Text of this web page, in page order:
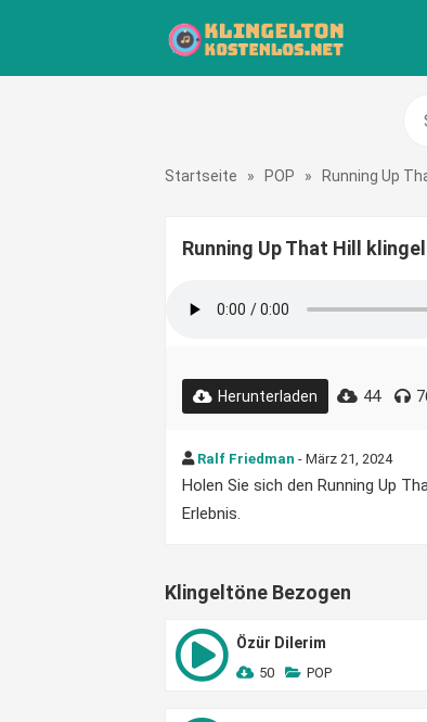
Startseite » POP » Running Up
Running Up That Hill
Herunterladen 44
Ralf Friedman - März 21, 2024
Holen Sie sich den Running Up
Erlebnis.
Klingeltöne Bezogen
Özür Dilerim
50 POP